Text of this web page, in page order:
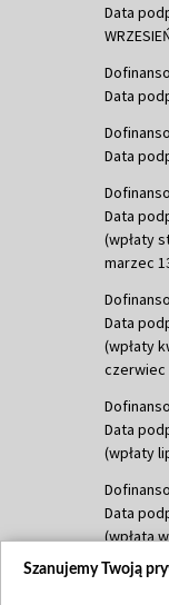
Data
Data
Data
Data
(wpłaty
marzec
Data
(wpłaty
czerwiec
Data
(wpłaty
Data
(wpłata
Szanujemy Twoją